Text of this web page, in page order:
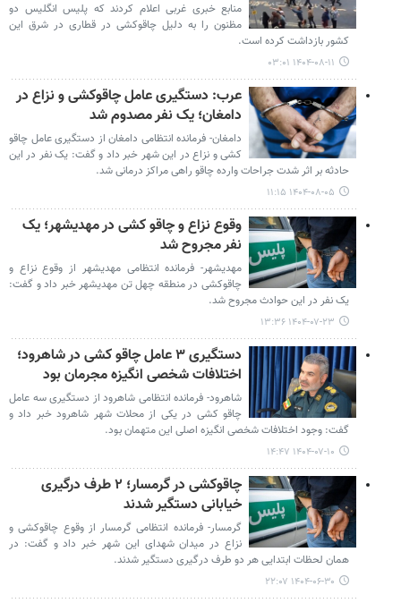
منابع خبری غربی اعلام کردند که پلیس انگلیس دو
مظنون را به دلیل چاقوکشی در قطاری در شرق این
کشور بازداشت کرده است.
۱۴۰۴-۰۸-۱۱ ۰۳:۰۱
عرب: دستگیری عامل چاقوکشی و نزاع در
دامغان؛ یک نفر مصدوم شد
دامغان- فرمانده انتظامی دامغان از دستگیری عامل چاقو
کشی و نزاع در این شهر خبر داد و گفت: یک نفر در این
حادثه بر اثر شدت جراحات وارده چاقو راهی مراکز درمانی شد.
۱۴۰۴-۰۸-۰۵ ۱۱:۱۵
وقوع نزاع و چاقو کشی در مهدیشهر؛ یک
نفر مجروح شد
مهدیشهر- فرمانده انتظامی مهدیشهر از وقوع نزاع و
چاقوکشی در منطقه چهل تن مهدیشهر خبر داد و گفت:
یک نفر در این حوادث مجروح شد.
۱۴۰۴-۰۷-۲۳ ۱۳:۳۶
دستگیری ۳ عامل چاقو کشی در شاهرود؛
اختلافات شخصی انگیزه مجرمان بود
شاهرود- فرمانده انتظامی شاهرود از دستگیری سه عامل
چاقو کشی در یکی از محلات شهر شاهرود خبر داد و
گفت: وجود اختلافات شخصی انگیزه اصلی این متهمان بود.
۱۴۰۴-۰۷-۱۰ ۱۴:۴۷
چاقوکشی در گرمسار؛ ۲ طرف درگیری
خیابانی دستگیر شدند
گرمسار-‌ فرمانده انتظامی گرمسار از وقوع چاقوکشی و
نزاع در میدان شهدای این شهر خبر داد و گفت: در
همان لحظات ابتدایی هر دو طرف درگیری دستگیر شدند.
۱۴۰۴-۰۶-۳۰ ۲۲:۰۷